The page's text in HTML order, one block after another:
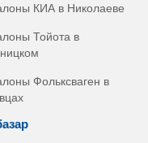
КИА в Николаеве
Тойота в
Фольксваген в